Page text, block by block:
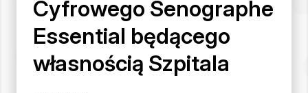
Cyfrowego Senographe
Essential będącego
własnością Szpitala